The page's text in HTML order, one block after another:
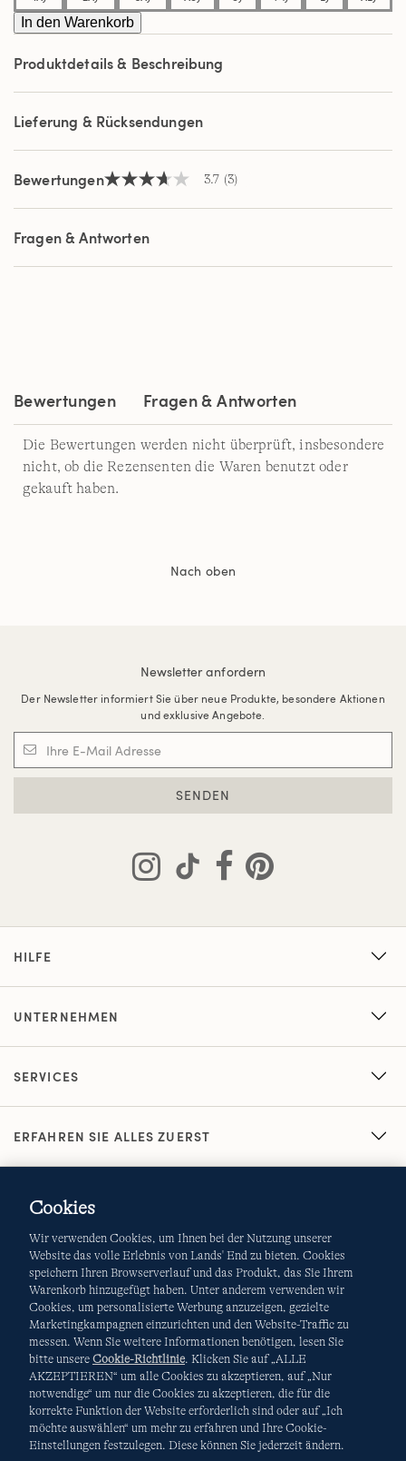
derselben
Seite.
In den Warenkorb
Produktdetails & Beschreibung
Lieferung & Rücksendungen
Bewertungen3.7
5
Sternen,
Durchschnittswert
Bewertung.
3.7 (3)
Fragen & Antworten
Bewertungen Fragen & Antworten
Die Bewertungen werden nicht überprüft, insbesondere
nicht, ob die Rezensenten die Waren benutzt oder
gekauft haben.
Nach oben
Newsletter anfordern
Der Newsletter informiert Sie über neue Produkte, besondere Aktionen
und exklusive Angebote.
SENDEN
HILFE
UNTERNEHMEN
SERVICES
ERFAHREN SIE ALLES ZUERST
AGB Datenschutz & Sicherheit
Cookies-Ich möchte auswählen Site Map
Internationale Websites
Diese Website ist durch reCAPTCHA geschützt. Es gelten die
DatenschutzerklärungundNutzungsbedingungen
Cookies
Wir verwenden Cookies, um Ihnen bei der Nutzung unserer
Website das volle Erlebnis von Lands' End zu bieten. Cookies
speichern Ihren Browserverlauf und das Produkt, das Sie Ihrem
Warenkorb hinzugefügt haben. Unter anderem verwenden wir
Cookies, um personalisierte Werbung anzuzeigen, gezielte
Marketingkampagnen einzurichten und den Website-Traffic zu
messen. Wenn Sie weitere Informationen benötigen, lesen Sie
bitte unsere Cookie-Richtlinie. Klicken Sie auf „ALLE
AKZEPTIEREN“ um alle Cookies zu akzeptieren, auf „Nur
notwendige“ um nur die Cookies zu akzeptieren, die für die
korrekte Funktion der Website erforderlich sind oder auf „Ich
möchte auswählen“ um mehr zu erfahren und Ihre Cookie-
Einstellungen festzulegen. Diese können Sie jederzeit ändern.